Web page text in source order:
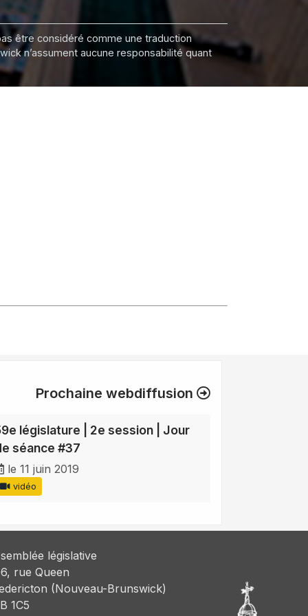
être considéré comme une traduction
n’assument aucune responsabilité quant
Prochaine webdiffusion
législature | 2e session | Jour
séance #37
le 11 juin 2019
vidéo
législative
rue Queen
(Nouveau-Brunswick)
1C5